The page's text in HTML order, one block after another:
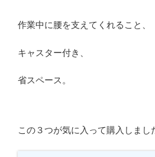
作業中に腰を支えてくれること、
キャスター付き、
省スペース。
この３つが気に入って購入しまし